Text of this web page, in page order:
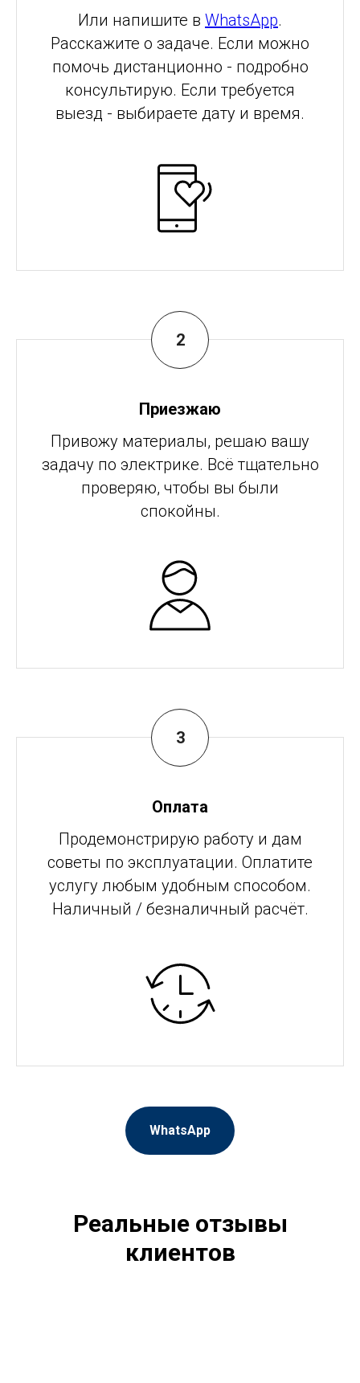
Или напишите в WhatsApp.
Расскажите о задаче. Если можно
помочь дистанционно - подробно
консультирую. Если требуется
выезд - выбираете дату и время.
Приезжаю
Привожу материалы, решаю вашу
задачу по электрике. Всё тщательно
проверяю, чтобы вы были
спокойны.
Оплата
Продемонстрирую работу и дам
советы по эксплуатации. Оплатите
услугу любым удобным способом.
Наличный / безналичный расчёт.
WhatsApp
Реальные отзывы
клиентов